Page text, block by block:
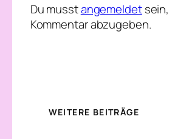
Du musstangemeldetsein,
Kommentar abzugeben.
WEITERE BEITRÄGE